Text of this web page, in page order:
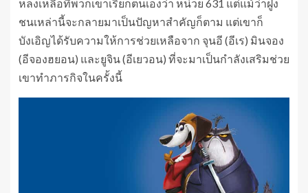
หลงเหลือที่พวกเขาเรียกตนเองว่า หน่วย 631 แต่แม้ว่าฝูง
ชนเหล่านี้จะกลายมาเป็นปัญหาสำคัญก็ตาม แต่เขาก็
บังเอิญได้รับความให้การช่วยเหลือจาก จุนอี (อีเร) มินจอง
(อีจองฮยอน) และยูจิน (อีเยวอน) ที่จะมาเป็นกำลังเสริมช่วย
เขาทำภารกิจในครั้งนี้